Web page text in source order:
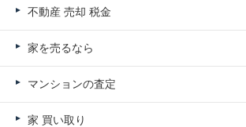
不動産 売却 税金
家を売るなら
マンションの査定
家 買い取り